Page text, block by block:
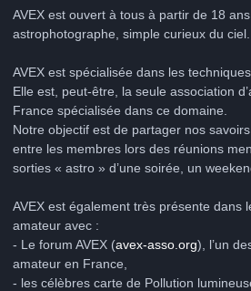
AVEX est ouvert à tous à partir de 18
astrophotographe, simple curieux du ciel.
AVEX est spécialisée dans les
Elle est, peut-être, la seule association
France spécialisée dans ce domaine.
Notre objectif est de partager nos
entre les membres lors des réunions
sorties « astro » d’une soirée, un
AVEX est également très présente dans
amateur avec :
- Le forum AVEX (avex-asso.org), l’un
amateur en France,
- les célèbres carte de Pollution